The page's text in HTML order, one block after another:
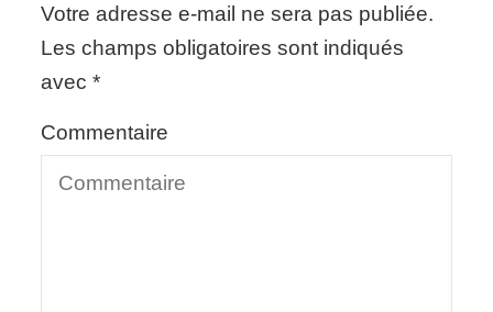
Votre adresse e-mail ne sera pas publiée.
Les champs obligatoires sont indiqués
avec*
Commentaire